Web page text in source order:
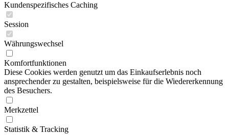
Kundenspezifisches Caching
Session
Währungswechsel
Komfortfunktionen
Diese Cookies werden genutzt um das Einkaufserlebnis noch
ansprechender zu gestalten, beispielsweise für die Wiedererkennung
des Besuchers.
Merkzettel
Statistik & Tracking